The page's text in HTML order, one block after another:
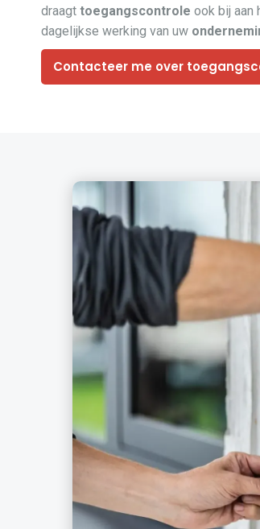
draagt toegangscontrole ook bij aan
dagelijkse werking van uw
Contacteer me over